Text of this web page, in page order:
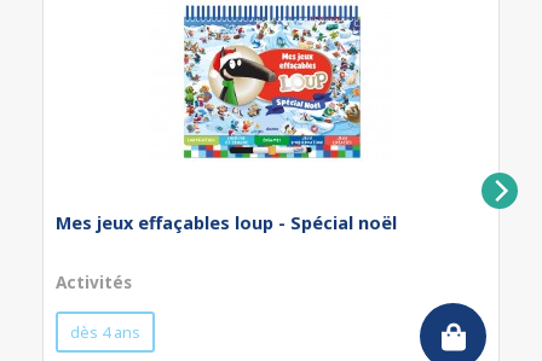
Mes jeux effaçables loup - Spécial noël
Activités
dès 4 ans